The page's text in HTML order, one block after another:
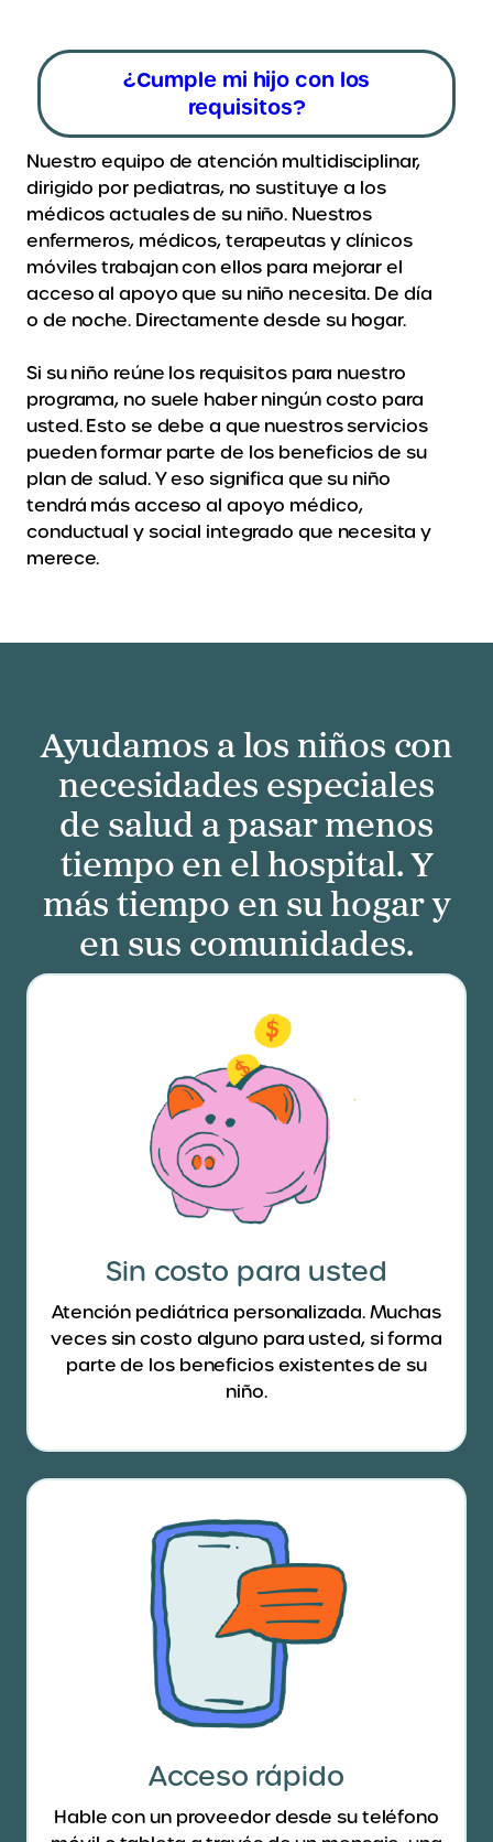
¿Cumple mi hijo con los
requisitos?
Nuestro equipo de atención multidisciplinar,
dirigido por pediatras, no sustituye a los
médicos actuales de su niño. Nuestros
enfermeros, médicos, terapeutas y clínicos
móviles trabajan con ellos para mejorar el
acceso al apoyo que su niño necesita. De día
o de noche. Directamente desde su hogar.
Si su niño reúne los requisitos para nuestro
programa, no suele haber ningún costo para
usted. Esto se debe a que nuestros servicios
pueden formar parte de los beneficios de su
plan de salud. Y eso significa que su niño
tendrá más acceso al apoyo médico,
conductual y social integrado que necesita y
merece.
Ayudamos a los niños con
necesidades especiales
de salud a pasar menos
tiempo en el hospital. Y
más tiempo en su hogar y
en sus comunidades.
Sin costo para usted
Atención pediátrica personalizada. Muchas
veces sin costo alguno para usted, si forma
parte de los beneficios existentes de su
niño.
Acceso rápido
Hable con un proveedor desde su teléfono